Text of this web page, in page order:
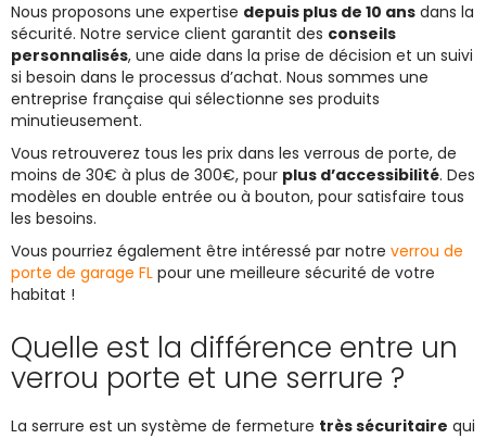
Nous proposons une expertise depuis plus de 10 ans dans la
sécurité. Notre service client garantit des conseils
personnalisés, une aide dans la prise de décision et un suivi
si besoin dans le processus d’achat. Nous sommes une
entreprise française qui sélectionne ses produits
minutieusement.
Vous retrouverez tous les prix dans les verrous de porte, de
moins de 30€ à plus de 300€, pour plus d’accessibilité. Des
modèles en double entrée ou à bouton, pour satisfaire tous
les besoins.
Vous pourriez également être intéressé par notre verrou de
porte de garage FL pour une meilleure sécurité de votre
habitat !
Quelle est la différence entre un
verrou porte et une serrure ?
La serrure est un système de fermeture très sécuritaire qui